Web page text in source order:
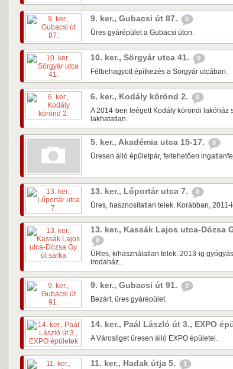
9. ker., Gubacsi út 87. 0
Üres gyárépület a Gubacsi úton.
10. ker., Sörgyár utca 41. 0
Félbehagyott építkezés a Sörgyár utcában.
6. ker., Kodály körönd 2. 0
A 2014-ben leégett Kodály köröndi lakóház
lakhatatlan.
5. ker., Akadémia utca 15-17. 0
Üresen álló épületpár, feltehetően
13. ker., Lőportár utca 7. 0
Üres, hasznosítatlan telek. Korábban,
13. ker., Kassák Lajos utca-Dózsa
0
ÜRes, kihasználatlan telek. 2013-ig
irodaház...
9. ker., Gubacsi út 91. 0
Bezárt, üres gyárépület.
14. ker., Paál László út 3., EXPO
A Városliget üresen álló EXPO épületei.
11. ker., Hadak útja 5. 1